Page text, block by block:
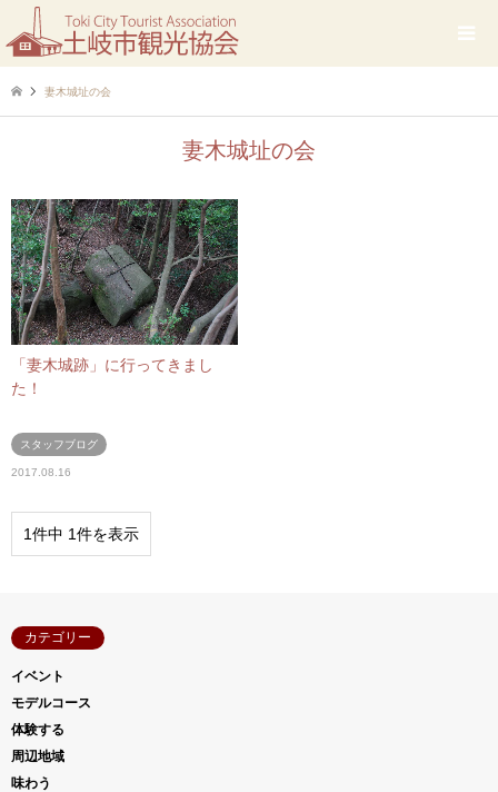
妻木城址の会
妻木城址の会
「妻木城跡」に行ってきまし
た！
スタッフブログ
2017.08.16
1件中 1件を表示
カテゴリー
イベント
モデルコース
体験する
周辺地域
味わう